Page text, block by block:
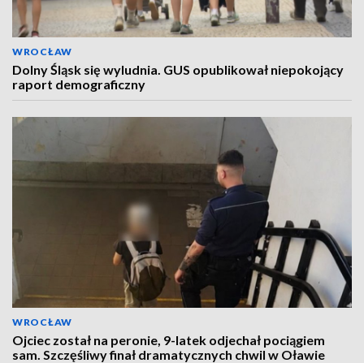
WROCŁAW
Dolny Śląsk się wyludnia. GUS opublikował niepokojący
raport demograficzny
WROCŁAW
Ojciec został na peronie, 9-latek odjechał pociągiem
sam. Szczęśliwy finał dramatycznych chwil w Oławie